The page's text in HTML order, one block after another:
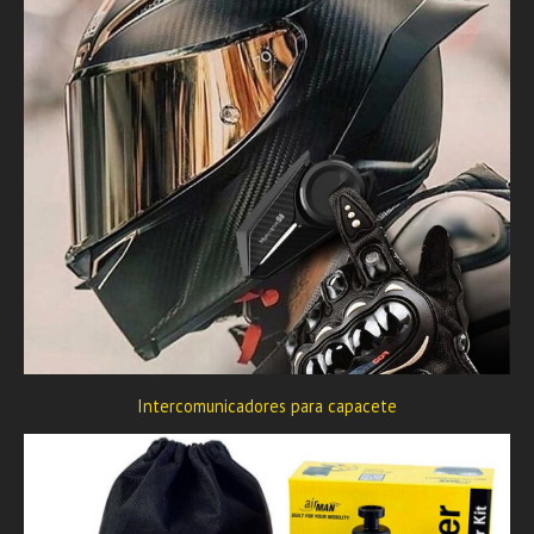
Intercomunicadores para capacete